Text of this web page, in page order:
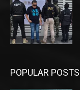
POPULAR POSTS